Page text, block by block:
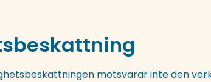
motsvarar inte den